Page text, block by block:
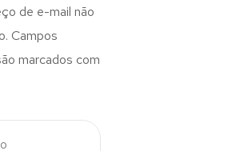
de e-mail não
Campos
marcados com